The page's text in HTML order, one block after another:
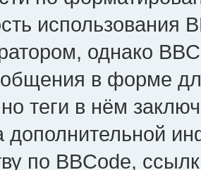
использования
однако
в форме
теги в нём
дополнительной
по BBCode,